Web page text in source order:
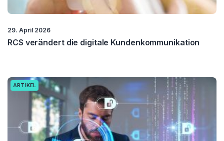
29. April 2026
RCS verändert die digitale Kundenkommunikation
ARTIKEL